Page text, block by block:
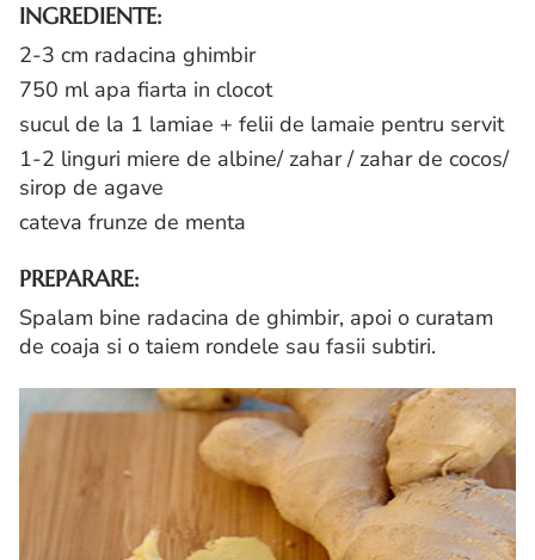
INGREDIENTE:
2-3 cm radacina ghimbir
750 ml apa fiarta in clocot
sucul de la 1 lamiae + felii de lamaie pentru servit
1-2 linguri miere de albine/ zahar / zahar de cocos/
sirop de agave
cateva frunze de menta
PREPARARE:
Spalam bine radacina de ghimbir, apoi o curatam
de coaja si o taiem rondele sau fasii subtiri.